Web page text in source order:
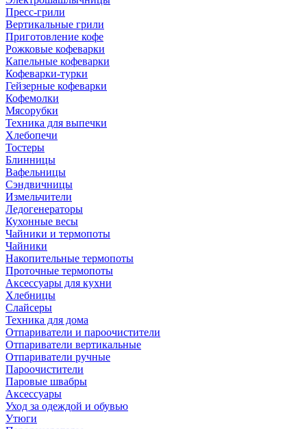
Пресс-грили
Вертикальные грили
Приготовление кофе
Рожковые кофеварки
Капельные кофеварки
Кофеварки-турки
Гейзерные кофеварки
Кофемолки
Мясорубки
Техника для выпечки
Хлебопечи
Тостеры
Блинницы
Вафельницы
Сэндвичницы
Измельчители
Ледогенераторы
Кухонные весы
Чайники и термопоты
Чайники
Накопительные термопоты
Проточные термопоты
Аксессуары для кухни
Хлебницы
Слайсеры
Техника для дома
Отпариватели и пароочистители
Отпариватели вертикальные
Отпариватели ручные
Пароочистители
Паровые швабры
Аксессуары
Уход за одеждой и обувью
Утюги